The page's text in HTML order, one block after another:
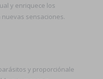
y enriquece los
sensaciones.
y proporciónale